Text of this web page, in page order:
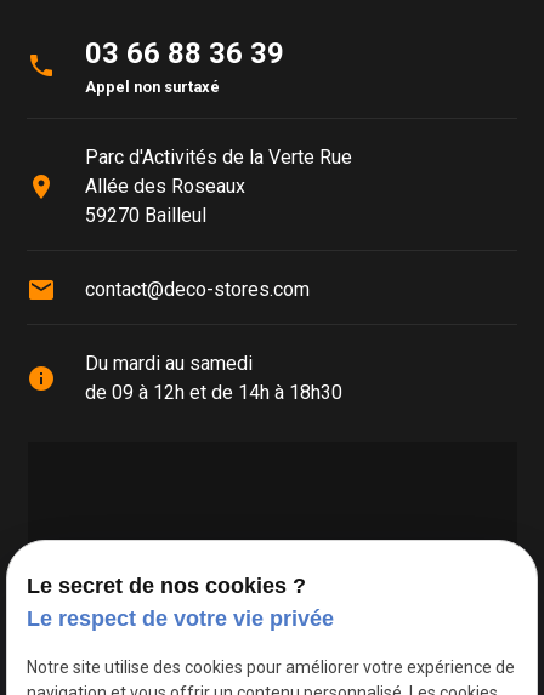
phone 03 66 88 36 39
Appel non surtaxé
place
Parc d'Activités de la Verte Rue
Allée des Roseaux
59270 Bailleul
mail contact@deco-stores.com
info
Du mardi au samedi
de 09 à 12h et de 14h à 18h30
Google Maps Search API est désactivé.
Le secret de nos cookies ?
Le respect de votre vie privée
Notre site utilise des cookies pour améliorer votre expérience de